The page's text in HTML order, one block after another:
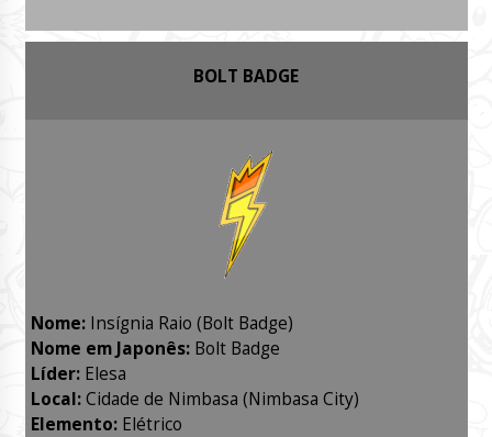
BOLT BADGE
Nome:Insígnia Raio (Bolt Badge)
Nome em Japonês:Bolt Badge
Líder:Elesa
Local:Cidade de Nimbasa (Nimbasa City)
Elemento:Elétrico